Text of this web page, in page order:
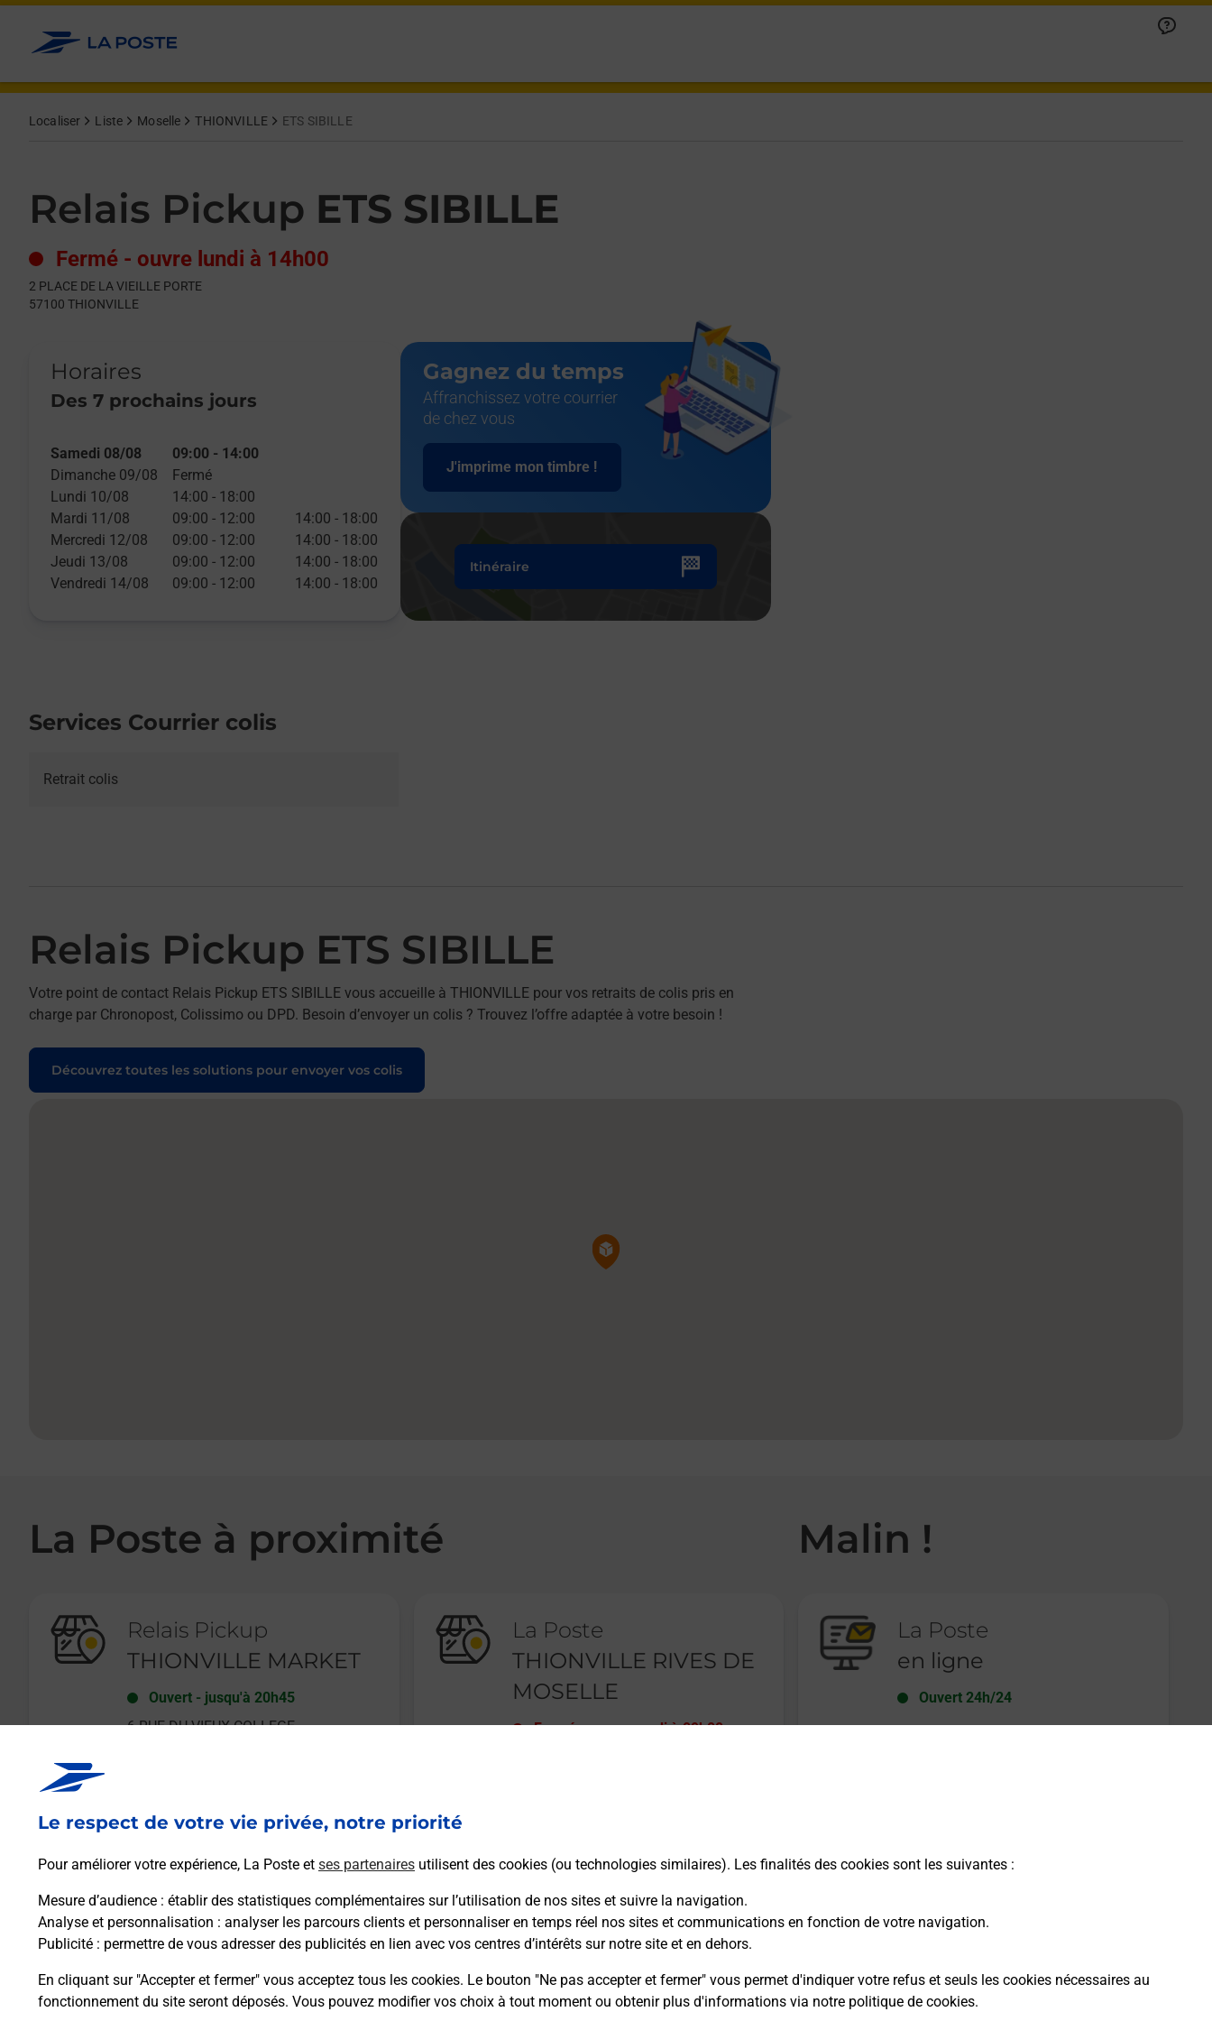
Le respect de votre vie privée, notre priorité
Pour améliorer votre expérience, La Poste et ses partenaires utilisent des cookies (ou technologies similaires). Les finalités des cookies sont les suivantes :
Mesure d’audience : établir des statistiques complémentaires sur l’utilisation de nos sites et suivre la navigation.
Analyse et personnalisation : analyser les parcours clients et personnaliser en temps réel nos sites et communications en fonction de votre navigation.
Publicité : permettre de vous adresser des publicités en lien avec vos centres d’intérêts sur notre site et en dehors.
En cliquant sur "Accepter et fermer" vous acceptez tous les cookies. Le bouton "Ne pas accepter et fermer" vous permet d'indiquer votre refus et seuls les cookies nécessaires au
fonctionnement du site seront déposés. Vous pouvez modifier vos choix à tout moment ou obtenir plus d'informations via notre politique de cookies.
Allez au contenu
Localiser Liste Moselle THIONVILLE ETS SIBILLE
Relais Pickup ETS SIBILLE
Fermé - ouvre lundi à 14h00
2 PLACE DE LA VIEILLE PORTE
57100 THIONVILLE
Horaires
Des 7 prochains jours
Day of the WeekHours
Samedi 08/08 09:00 - 14:00
Dimanche 09/08
Fermé
Lundi 10/08
14:00 - 18:00
Mardi 11/08
09:00 - 12:00 14:00 - 18:00
Mercredi 12/08
09:00 - 12:00 14:00 - 18:00
Jeudi 13/08
09:00 - 12:00 14:00 - 18:00
Vendredi 14/08
09:00 - 12:00 14:00 - 18:00
Gagnez du temps
Affranchissez votre courrier
de chez vous
J'imprime mon timbre !
Itinéraire
Services Courrier colis
Retrait colis
Relais Pickup ETS SIBILLE
Votre point de contact Relais Pickup ETS SIBILLE vous accueille à THIONVILLE pour vos retraits de colis pris en
charge par Chronopost, Colissimo ou DPD. Besoin d’envoyer un colis ? Trouvez l’offre adaptée à votre besoin !
Découvrez toutes les solutions pour envoyer vos colis
Pin de la carte
Get directions to Relais Pickup at 2 PLACE DE LA VIEILLE PORTE THIONVILLE,
lien s'ouvre dans un nouvel onglet
La Poste à proximité
Relais Pickup
THIONVILLE MARKET
Ouvert - jusqu'à 20h45
6 RUE DU VIEUX COLLEGE
En savoir plus
La Poste
THIONVILLE RIVES DE
MOSELLE
Fermé-ouvre mardi à 09h00
Malin !
La Poste
en ligne
Ouvert 24h/24